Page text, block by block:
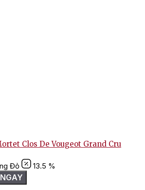
Clos De Vougeot Grand Cru
Đỏ
13.5 %